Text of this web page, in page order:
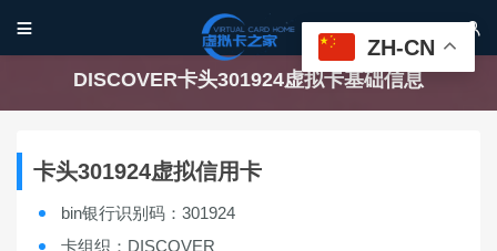
 
DISCOVER卡头301924虚拟卡基础信息
卡头301924虚拟信用卡
bin银行识别码：301924
卡组织：DISCOVER
ZH-CN